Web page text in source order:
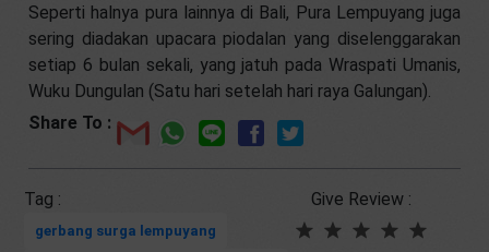
Seperti halnya pura lainnya di Bali, Pura Lempuyang juga
sering diadakan upacara piodalan yang diselenggarakan
setiap 6 bulan sekali, yang jatuh pada Wraspati Umanis,
Wuku Dungulan (Satu hari setelah hari raya Galungan).
Share To :
Tag :
gerbang surga lempuyang
Give Review :